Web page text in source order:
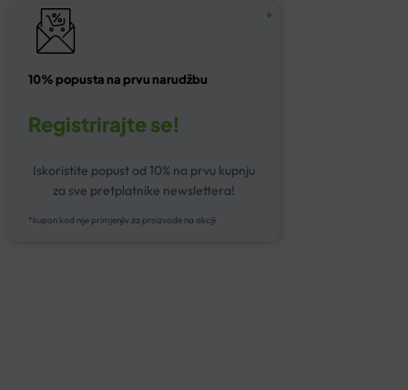
10% popusta na prvu narudžbu
Registrirajte se!
Iskoristite popust od 10% na prvu kupnju
za sve pretplatnike newslettera!
*kupon kod nije primjenjiv za proizvode na akciji